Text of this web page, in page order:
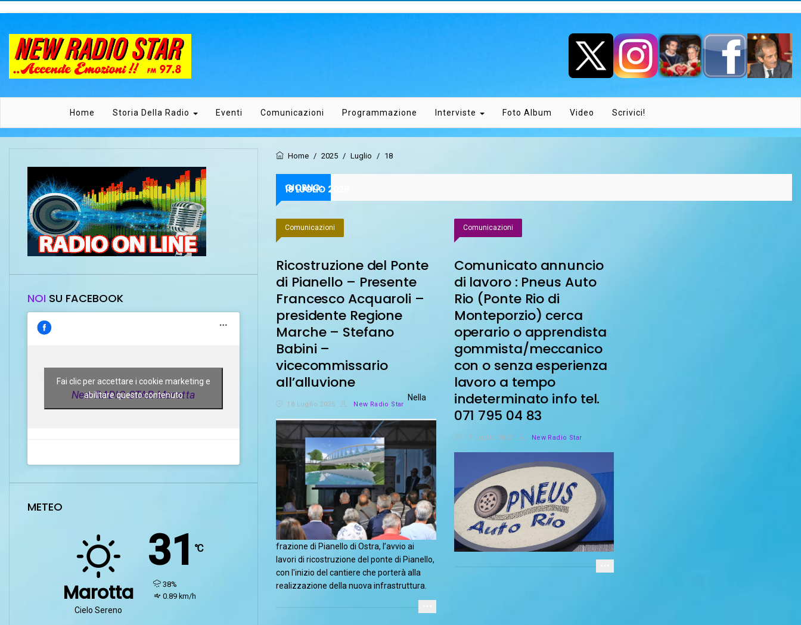
Home Storia Della Radio Eventi Comunicazioni Programmazione Interviste Foto Album Video Scrivici!
Home / 2025 / Luglio / 18
GIORNO:
18 LUGLIO 2025
Comunicazioni
Ricostruzione del Ponte
di Pianello – Presente
Francesco Acquaroli –
presidente Regione
Marche – Stefano
Babini –
vicecommissario
all’alluvione
18 Luglio 2025 New Radio Star
Nella
frazione di Pianello di Ostra, l’avvio ai
lavori di ricostruzione del ponte di Pianello,
con l'inizio del cantiere che porterà alla
realizzazione della nuova infrastruttura.
Comunicazioni
Comunicato annuncio
di lavoro : Pneus Auto
Rio (Ponte Rio di
Monteporzio) cerca
operario o apprendista
gommista/meccanico
con o senza esperienza
lavoro a tempo
indeterminato info tel.
071 795 04 83
18 Luglio 2025 New Radio Star
NOI SU FACEBOOK
New RADIO STAR Marotta
Fai clic per accettare i cookie marketing e
abilitare questo contenuto
METEO
Marotta
Cielo Sereno
31 ℃
humidity:
38%
wind:
0.89 km/h